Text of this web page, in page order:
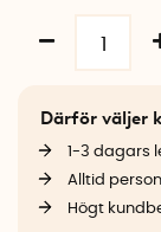
Därför väljer
1-3 dagars
Alltid
Högt